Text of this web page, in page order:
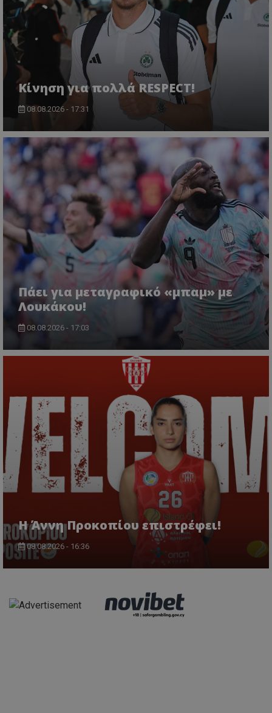
Κίνηση για πολλά RESPECT!
08.08.2026 - 17:31
Πάει για μεταγραφικό «μπαμ» με
Λουκάκου!
08.08.2026 - 17:03
Η Άννη Προκοπίου επιστρέφει!
08.08.2026 - 16:36